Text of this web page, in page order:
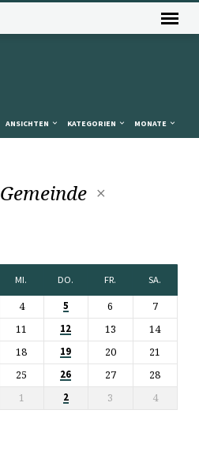
ANSICHTEN KATEGORIEN MONATE
Gemeinde
MI. DO. FR. SA.
4 5 6
7
11 12 13
14
18 19 20
21
25 26 27
28
1 2 3 4